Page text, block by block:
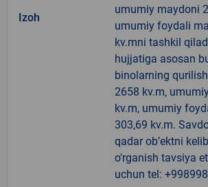
Izoh
umumiy maydoni
umumiy foydali
kv.mni tashkil
hujjatiga asosan
binolarning
2658 kv.m,
kv.m, umumiy
303,69 kv.m.
qadar ob’ektni
o'rganish tavsiya
uchun tel: